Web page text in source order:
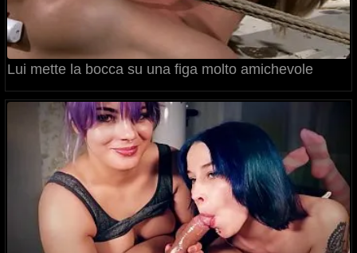
Lui mette la bocca su una figa molto amichevole